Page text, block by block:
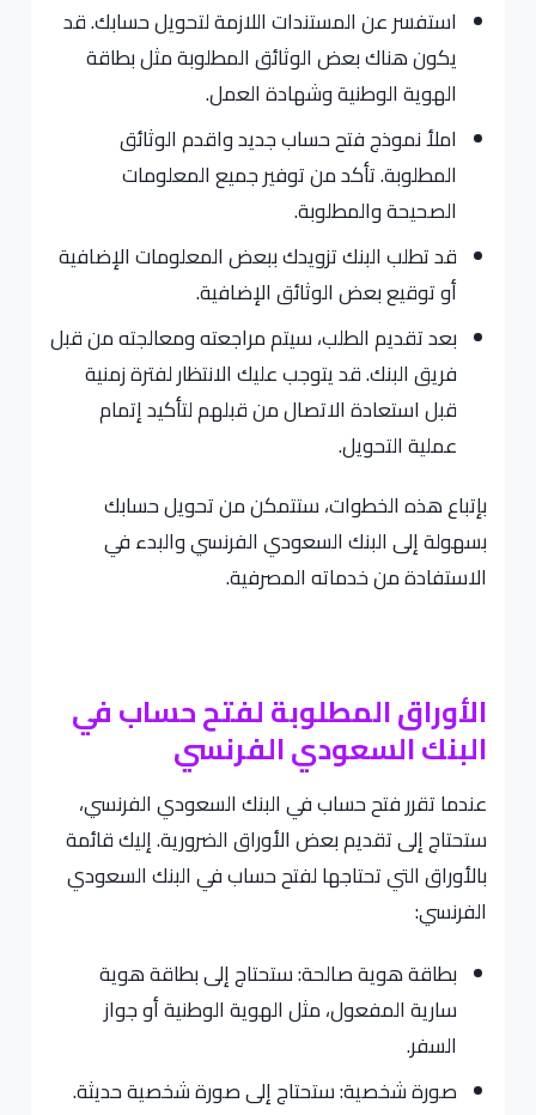
استفسر عن المستندات اللازمة لتحويل حسابك. قد
يكون هناك بعض الوثائق المطلوبة مثل بطاقة
الهوية الوطنية وشهادة العمل.
املأ نموذج فتح حساب جديد واقدم الوثائق
المطلوبة. تأكد من توفير جميع المعلومات
الصحيحة والمطلوبة.
قد تطلب البنك تزويدك ببعض المعلومات الإضافية
أو توقيع بعض الوثائق الإضافية.
بعد تقديم الطلب، سيتم مراجعته ومعالجته من قبل
فريق البنك. قد يتوجب عليك الانتظار لفترة زمنية
قبل استعادة الاتصال من قبلهم لتأكيد إتمام
عملية التحويل.
بإتباع هذه الخطوات، ستتمكن من تحويل حسابك
بسهولة إلى البنك السعودي الفرنسي والبدء في
الاستفادة من خدماته المصرفية.
الأوراق المطلوبة لفتح حساب في
البنك السعودي الفرنسي
عندما تقرر فتح حساب في البنك السعودي الفرنسي،
ستحتاج إلى تقديم بعض الأوراق الضرورية. إليك قائمة
بالأوراق التي تحتاجها لفتح حساب في البنك السعودي
الفرنسي:
بطاقة هوية صالحة: ستحتاج إلى بطاقة هوية
سارية المفعول، مثل الهوية الوطنية أو جواز
السفر.
صورة شخصية: ستحتاج إلى صورة شخصية حديثة.